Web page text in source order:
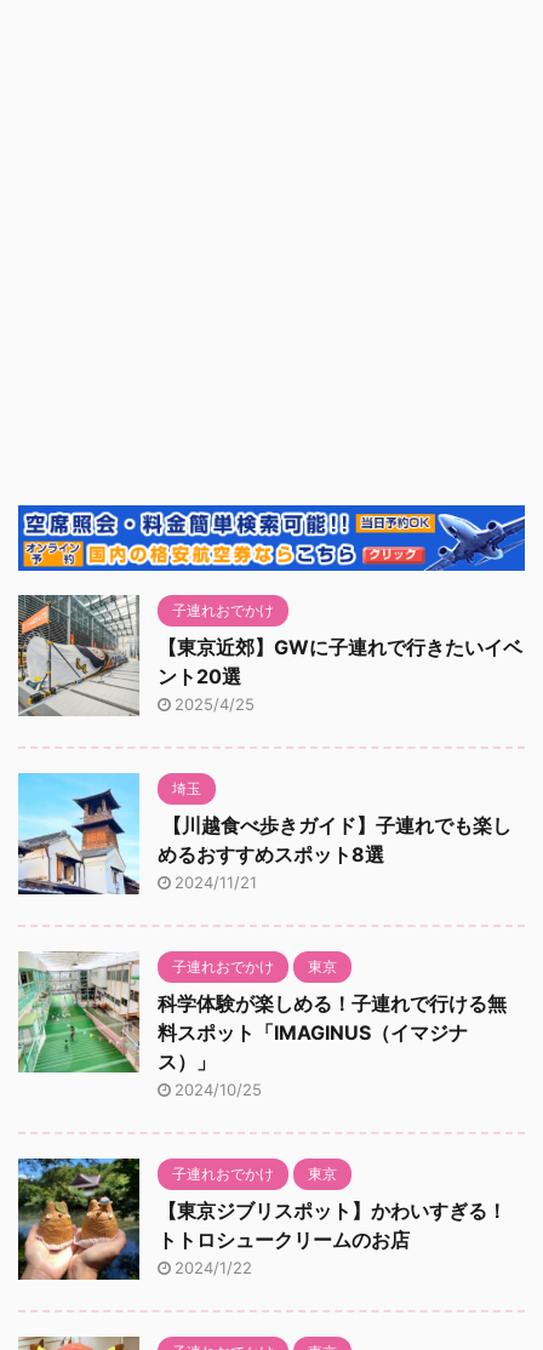
子連れおでかけ
【東京近郊】GWに子連れで行きたいイベ
ント20選
2025/4/25
埼玉
【川越食べ歩きガイド】子連れでも楽し
めるおすすめスポット8選
2024/11/21
子連れおでかけ 東京
科学体験が楽しめる！子連れで行ける無
料スポット「IMAGINUS（イマジナ
ス）」
2024/10/25
子連れおでかけ 東京
【東京ジブリスポット】かわいすぎる！
トトロシュークリームのお店
2024/1/22